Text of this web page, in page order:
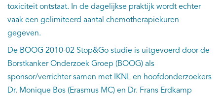
toxiciteit ontstaat. In de dagelijkse praktijk wordt echter
vaak een gelimiteerd aantal chemotherapiekuren
gegeven.
De BOOG 2010-02 Stop&Go studie is uitgevoerd door de
Borstkanker Onderzoek Groep (BOOG) als
sponsor/verrichter samen met IKNL en hoofdonderzoekers
Dr. Monique Bos (Erasmus MC) en Dr. Frans Erdkamp